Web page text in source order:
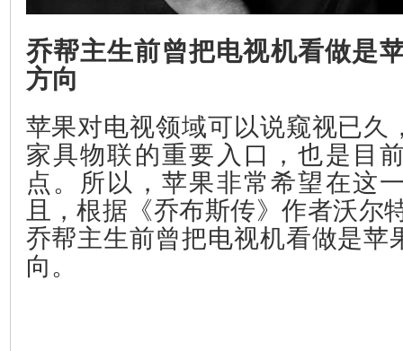
乔帮主生前曾把电视机看做是
方向
苹果对电视领域可以说窥视已久
家具物联的重要入口，也是目
点。所以，苹果非常希望在这
且，根据《乔布斯传》作者沃尔
乔帮主生前曾把电视机看做是苹
向。